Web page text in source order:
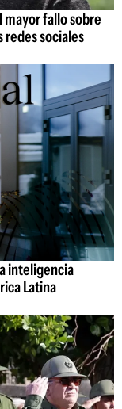
mayor fallo sobre
sociales
inteligencia
Latina